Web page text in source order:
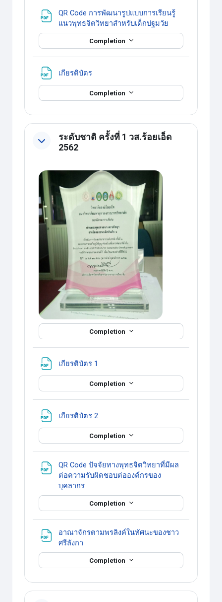
QR Code การพัฒนารูปแบบการเรียนรู้
แนวพุทธจิตวิทยาสำหรับเด็กปฐมวัย
Completion
เกียรติบัตร
Completion
ระดับชาติ ครั้งที่ 1 วส.ร้อยเอ็ด
2562
Completion
เกียรติบัตร 1
Completion
เกียรติบัตร 2
Completion
QR Code ปัจจัยทางพุทธจิตวิทยาที่มีผล
ต่อความรับผิดชอบต่อองค์กรของ
บุคลากร
Completion
อาณาจักรตามพรลิงค์ในทัศนะของชาว
ศรีลังกา
Completion